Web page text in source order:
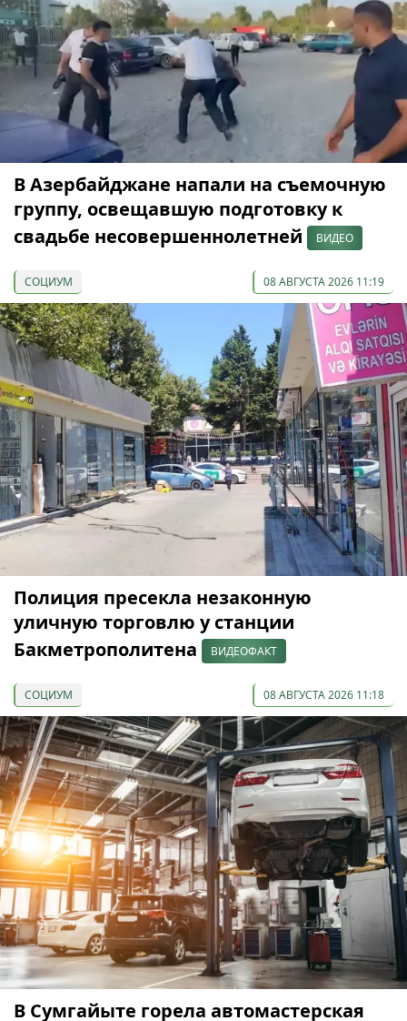
В Азербайджане напали на съемочную
группу, освещавшую подготовку к
свадьбе несовершеннолетней
ВИДЕО
СОЦИУМ 08 АВГУСТА 2026 11:19
Полиция пресекла незаконную
уличную торговлю у станции
Бакметрополитена
ВИДЕОФАКТ
СОЦИУМ 08 АВГУСТА 2026 11:18
В Сумгайыте горела автомастерская